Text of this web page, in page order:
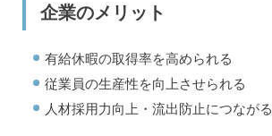
企業のメリット
有給休暇の取得率を高められる
従業員の生産性を向上させられる
人材採用力向上・流出防止につながる